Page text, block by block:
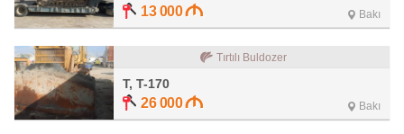
13 000 Bakı
Tırtılı Buldozer
T, T-170
26 000 Bakı